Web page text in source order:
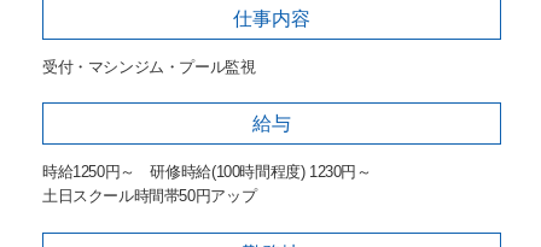
仕事内容
受付・マシンジム・プール監視
給与
時給1250円～ 研修時給(100時間程度) 1230円～
土日スクール時間帯50円アップ